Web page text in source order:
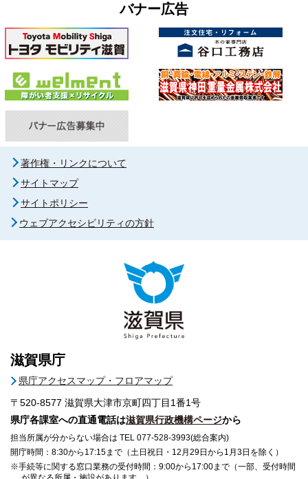
バナー広告
著作権・リンクについて
サイトマップ
サイトポリシー
ウェブアクセシビリティの方針
滋賀県庁
県庁アクセスマップ・フロアマップ
〒520-8577 滋賀県大津市京町四丁目1番1号
県庁各課室への直通電話は滋賀県行政機構ページから
担当所属が分からない場合は TEL 077-528-3993(総合案内)
開庁時間：8:30から17:15まで（土日祝日・12月29日から1月3日を除く）
※手続等に関する窓口業務の受付時間：9:00から17:00まで（一部、受付時間